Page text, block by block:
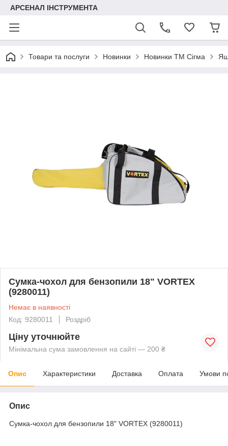
АРСЕНАЛ ІНСТРУМЕНТА
Товари та послуги Новинки Новинки ТМ Сігма
Сумка-чохол для бензопили 18" VORTEX
(9280011)
Немає в наявності
Код: 9280011
Роздріб
Ціну уточнюйте
Мінімальна сума замовлення на сайті — 200 ₴
Опис Характеристики Доставка Оплата Умови
Опис
Сумка-чохол для бензопили 18" VORTEX (9280011)